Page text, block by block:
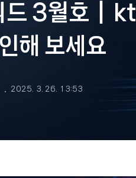
드 3월호｜
해 보세요
2025. 3. 26. 13:53